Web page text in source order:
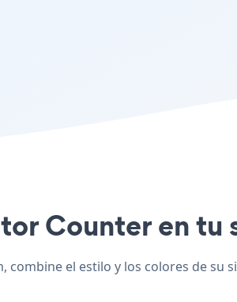
Counter en tu
el estilo y los colores de